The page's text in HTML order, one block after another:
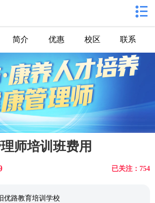
简介 优惠 校区 联系
师培训班费用
已关注：754
优路教育培训学校